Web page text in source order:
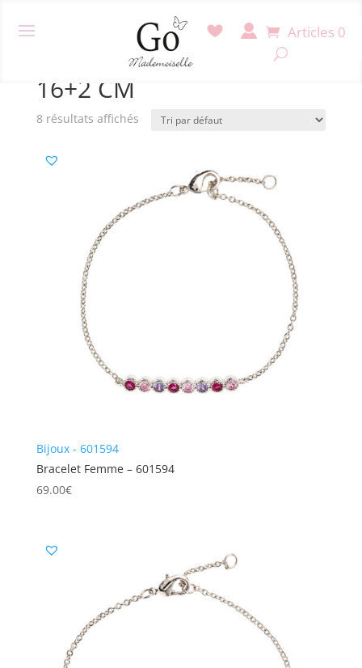
Articles 0
/ Produit Taille bijoux / 16+2 CM
16+2 CM
8 résultats affichés
Bijoux - 601594
Bracelet Femme – 601594
69.00€